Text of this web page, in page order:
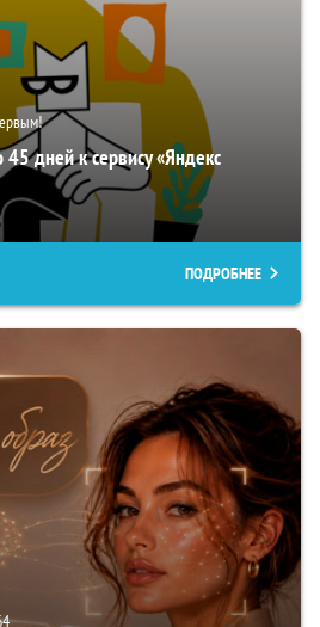
дней к сервису «Яндекс
ПОДРОБНЕЕ